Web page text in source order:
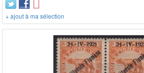
+ ajout à ma sélection